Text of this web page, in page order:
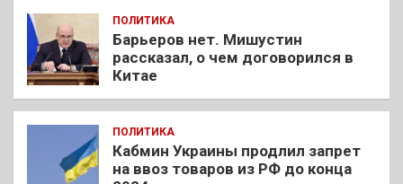
ПОЛИТИКА
Барьеров нет. Мишустин
рассказал, о чем договорился в
Китае
ПОЛИТИКА
Кабмин Украины продлил запрет
на ввоз товаров из РФ до конца